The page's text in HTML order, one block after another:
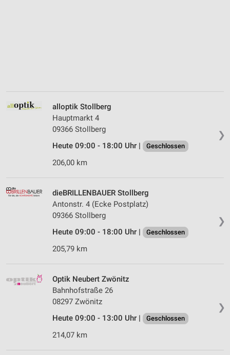
❯
alloptik Stollberg
Hauptmarkt 4
09366 Stollberg
Heute 09:00 - 18:00 Uhr |
Geschlossen
206,00 km
❯
dieBRILLENBAUER Stollberg
Antonstr. 4 (Ecke Postplatz)
09366 Stollberg
Heute 09:00 - 18:00 Uhr |
Geschlossen
205,79 km
❯
Optik Neubert Zwönitz
Bahnhofstraße 26
08297 Zwönitz
Heute 09:00 - 13:00 Uhr |
Geschlossen
214,07 km